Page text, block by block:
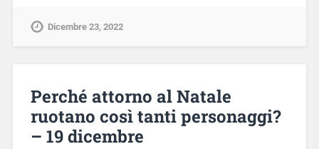
Dicembre 23, 2022
Perché attorno al Natale
ruotano così tanti personaggi?
– 19 dicembre